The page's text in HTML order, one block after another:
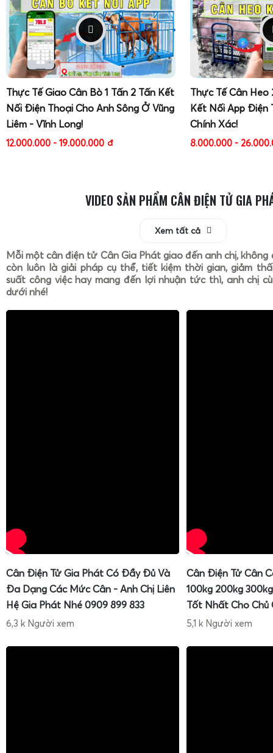
Việc lựa chọn đúng đơn vị cung cấp không chỉ giúp tối
đầu mà còn đảm bảo hệ thống cân hoạt động ổn định,
Thực Tế Giao Cân Bò 1 Tấn 2 Tấn Kết
Nối Điện Thoại Cho Anh Sông Ở Vũng
Liêm - Vĩnh Long!
12.000.000 - 19.000.000 đ
Thực Tế Cân
Kết Nối App Điện
Chính Xác!
8.000.000 -
VIDEO SẢN PHẨM CÂN ĐIỆN TỬ GIA
Xem tất cả
Mỗi một cân điện tử Cân Gia Phát giao đến anh chị, không
còn luôn là giải pháp cụ thể, tiết kiệm thời gian, giảm
suất công việc hay mang đến lợi nhuận tức thì, anh chị
dưới nhé!
Cân Điện Tử Gia Phát Có Đầy Đủ Và
Đa Dạng Các Mức Cân - Anh Chị Liên
Hệ Gia Phát Nhé 0909 899 833
6,3 k Người xem
Cân Điện Tử Cân
100kg 200kg
Tốt Nhất Cho Chủ
5,1 k Người xem